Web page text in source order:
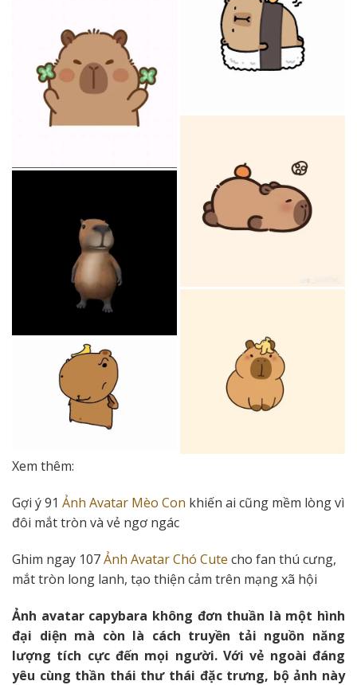
Xem thêm:
Gợi ý 91 Ảnh Avatar Mèo Con khiến ai cũng mềm lòng vì
đôi mắt tròn và vẻ ngơ ngác
Ghim ngay 107Ảnh Avatar Chó Cute cho fan thú cưng,
mắt tròn long lanh, tạo thiện cảm trên mạng xã hội
Ảnh avatar capybara không đơn thuần là một hình
đại diện mà còn là cách truyền tải nguồn năng
lượng tích cực đến mọi người. Với vẻ ngoài đáng
yêu cùng thần thái thư thái đặc trưng, bộ ảnh này